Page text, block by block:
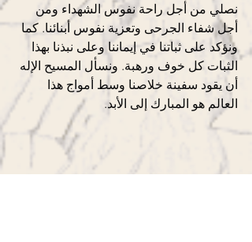
نصلي من أجل راحة نفوس الشهداء ومن
أجل شفاء الجرحى وتعزية نفوس أبنائنا. كما
ونؤكد على ثباتنا في إيماننا وعلى نبذنا بهذا
الثبات كل خوف ورهبة. ونسأل المسيح الإله
أن يقود سفينة خلاصنا وسط أمواج هذا
العالم هو المبارك إلى الأبد.